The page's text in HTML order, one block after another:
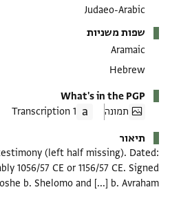
Judaeo-Arabic
שפות משניות
Aramaic
Hebrew
What's in the PGP
תמונה
1 Transcription
תיאור
(left half missing). Dated:
1056/57 CE or 1156/57 CE. Signed
b. Shelomo and [...] b. Avraham.